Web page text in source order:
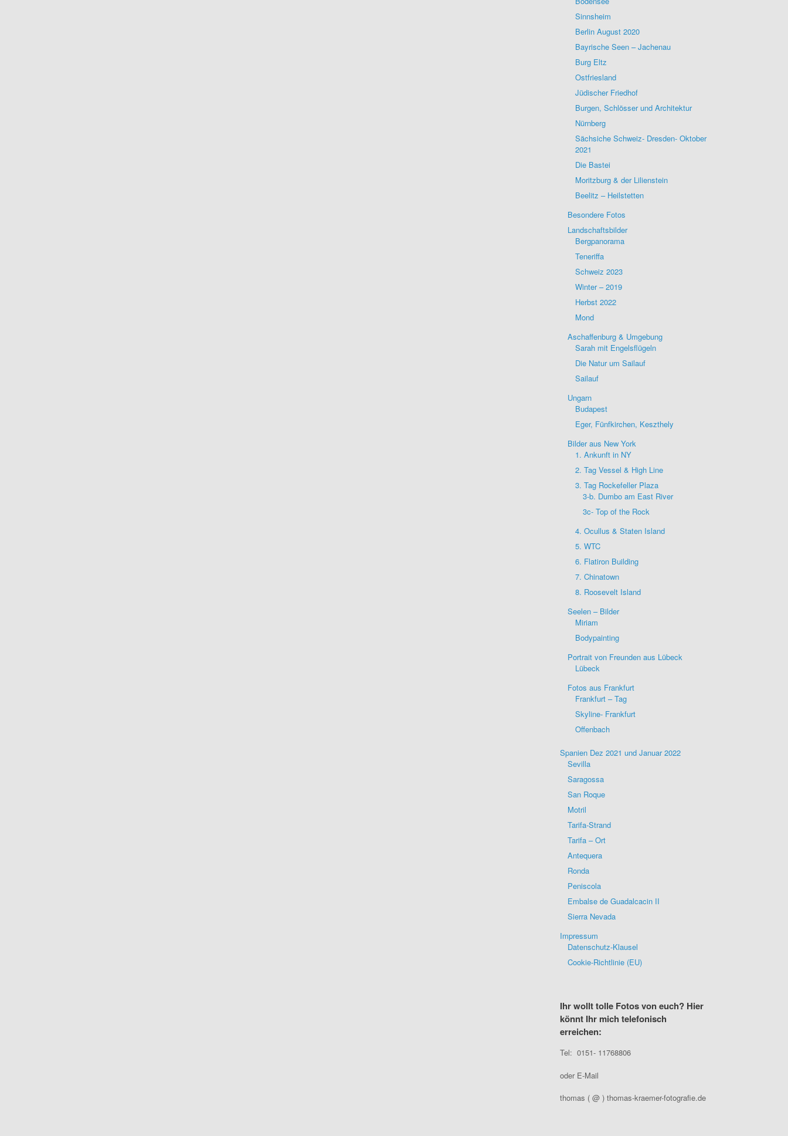
Sinnsheim
Berlin August 2020
Bayrische Seen – Jachenau
Burg Eltz
Ostfriesland
Jüdischer Friedhof
Burgen, Schlösser und Architektur
Nürnberg
Sächsiche Schweiz- Dresden- Oktober
2021
Die Bastei
Moritzburg & der Lilienstein
Beelitz – Heilstetten
Besondere Fotos
Landschaftsbilder
Bergpanorama
Teneriffa
Schweiz 2023
Winter – 2019
Herbst 2022
Mond
Aschaffenburg & Umgebung
Sarah mit Engelsflügeln
Die Natur um Sailauf
Sailauf
Ungarn
Budapest
Eger, Fünfkirchen, Keszthely
Bilder aus New York
1. Ankunft in NY
2. Tag Vessel & High Line
3. Tag Rockefeller Plaza
3-b. Dumbo am East River
3c- Top of the Rock
4. Ocullus & Staten Island
5. WTC
6. Flatiron Building
7. Chinatown
8. Roosevelt Island
Seelen – Bilder
Miriam
Bodypainting
Portrait von Freunden aus Lübeck
Lübeck
Fotos aus Frankfurt
Frankfurt – Tag
Skyline- Frankfurt
Offenbach
Spanien Dez 2021 und Januar 2022
Sevilla
Saragossa
San Roque
Motril
Tarifa-Strand
Tarifa – Ort
Antequera
Ronda
Peniscola
Embalse de Guadalcacin II
Sierra Nevada
Impressum
Datenschutz-Klausel
Cookie-Richtlinie (EU)
Ihr wollt tolle Fotos von euch? Hier
könnt Ihr mich telefonisch
erreichen:
Tel: 0151- 11768806
oder E-Mail
thomas ( @ ) thomas-kraemer-fotografie.de